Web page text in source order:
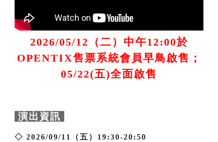
2026/05/12（二）中午12:00於
OPENTIX售票系統會員早鳥啟售；
05/22(五)全面啟售
演出資訊
◇ 2026/09/11（五）19:30-20:50